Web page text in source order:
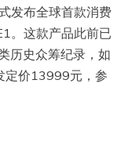
发布全球首款消费
。这款产品此前已
历史众筹纪录，如
定价13999元，参